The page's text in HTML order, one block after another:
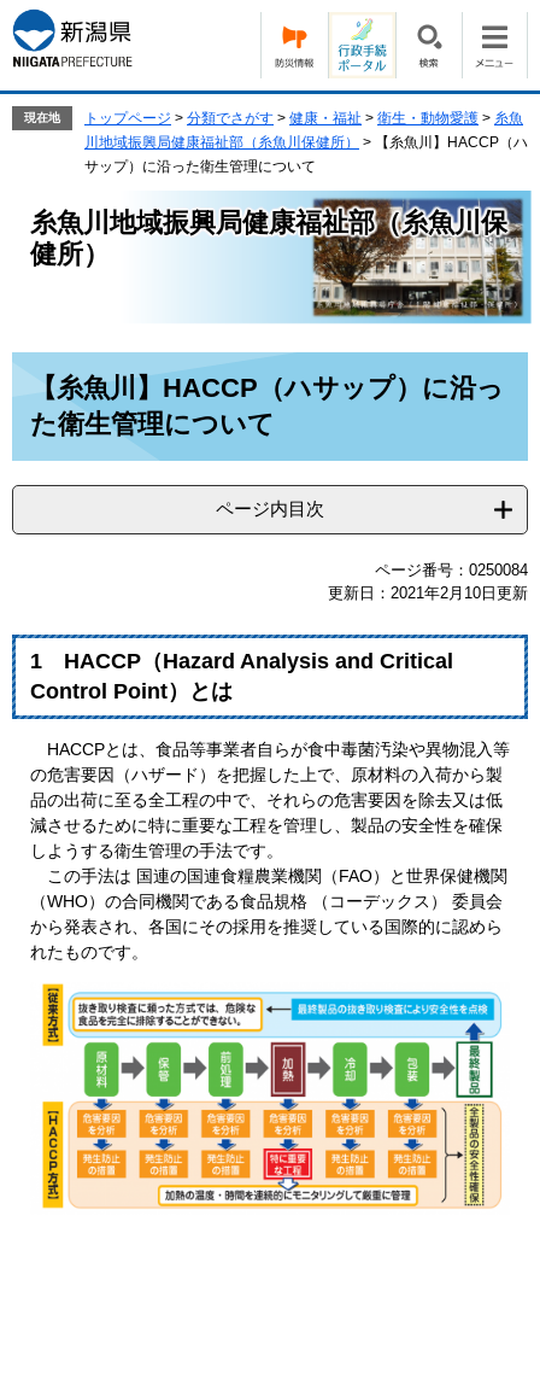
ー
ジ
の
ニ
ュ
ー
現在地 トップページ > 分類でさがす > 健康・福祉 > 衛生・動物愛護 > 糸魚
川地域振興局健康福祉部（糸魚川保健所）
>
【糸魚川】HACCP（ハ
サップ）に沿った衛生管理について
糸魚川地域振興局健康福祉部（糸魚川保
健所）
【糸魚川】HACCP（ハサップ）に沿っ
た衛生管理について
ページ内目次
ページ番号：0250084
更新日：2021年2月10日更新
1 HACCP（Hazard Analysis and Critical
Control Point）とは
HACCPとは、食品等事業者自らが食中毒菌汚染や異物混入等
の危害要因（ハザード）を把握した上で、原材料の入荷から製
品の出荷に至る全工程の中で、それらの危害要因を除去又は低
減させるために特に重要な工程を管理し、製品の安全性を確保
しようする衛生管理の手法です。
この手法は 国連の国連食糧農業機関（FAO）と世界保健機関
（WHO）の合同機関である食品規格 （コーデックス） 委員会
から発表され、各国にその採用を推奨している国際的に認めら
れたものです。